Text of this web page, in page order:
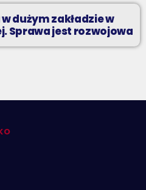
dużym zakładzie w
Sprawa jest rozwojowa